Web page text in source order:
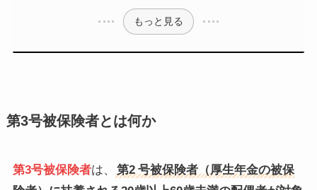
もっと見る
第3号被保険者とは何か
第3号被保険者は、 第2 号被保険者（厚生年金の被保